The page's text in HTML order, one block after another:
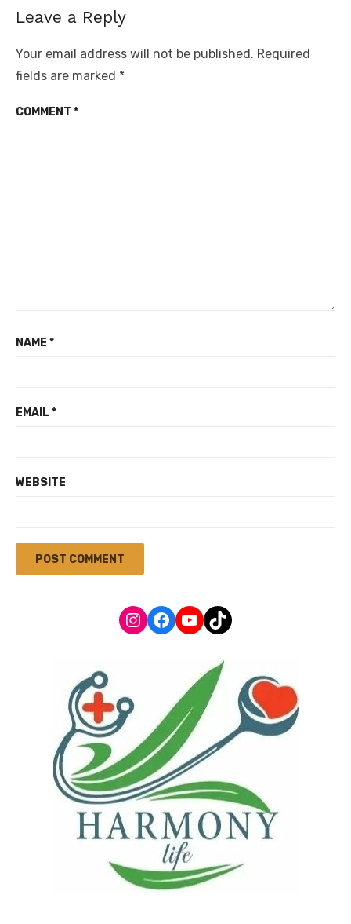
Leave a Reply
Your email address will not be published. Required
fields are marked *
COMMENT *
NAME *
EMAIL *
WEBSITE
Instagram
Facebook
YouTube
TikTok